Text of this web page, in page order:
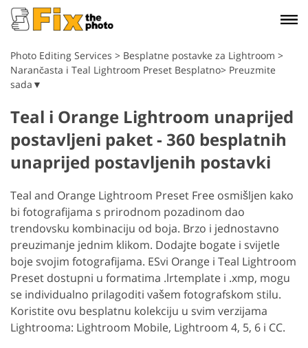
Photo Editing Services > Besplatne postavke za Lightroom >
Narančasta i Teal Lightroom Preset Besplatno> Preuzmite
sada▼
Teal i Orange Lightroom unaprijed
postavljeni paket - 360 besplatnih
unaprijed postavljenih postavki
Teal and Orange Lightroom Preset Free osmišljen kako
bi fotografijama s prirodnom pozadinom dao
trendovsku kombinaciju od boja. Brzo i jednostavno
preuzimanje jednim klikom. Dodajte bogate i svijetle
boje svojim fotografijama. ESvi Orange i Teal Lightroom
Preset dostupni u formatima .lrtemplate i .xmp, mogu
se individualno prilagoditi vašem fotografskom stilu.
Koristite ovu besplatnu kolekciju u svim verzijama
Lightrooma: Lightroom Mobile, Lightroom 4, 5, 6 i CC.